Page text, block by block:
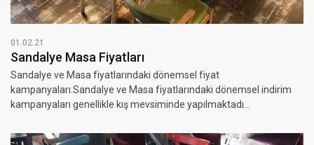
01.02.21
Sandalye Masa Fiyatları
Sandalye ve Masa fiyatlarındaki dönemsel fiyat
kampanyaları.Sandalye ve Masa fiyatlarındaki dönemsel indirim
kampanyaları genellikle kış mevsiminde yapılmaktadı...